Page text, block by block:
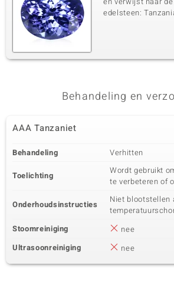
edelsteen:
Behandeling en
AAA Tanzaniet
Behandeling Verhitten
Toelichting
Wordt gebruikt
te verbeteren of
Onderhoudsinstructies
Niet blootstellen
Stoomreiniging
nee
Ultrasoonreiniging
nee